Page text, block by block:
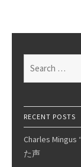
Person
for:
RECENT POSTS
Charles
た声